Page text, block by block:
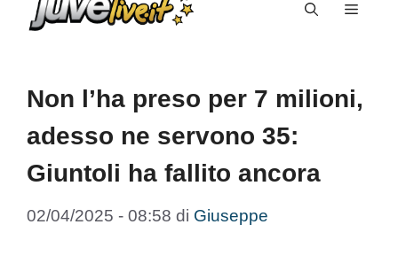
Menu
Non l’ha preso per 7 milioni,
adesso ne servono 35:
Giuntoli ha fallito ancora
02/04/2025 - 08:58 di Giuseppe